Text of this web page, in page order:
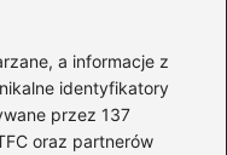
a informacje z
identyfikatory
przez 137
oraz partnerów